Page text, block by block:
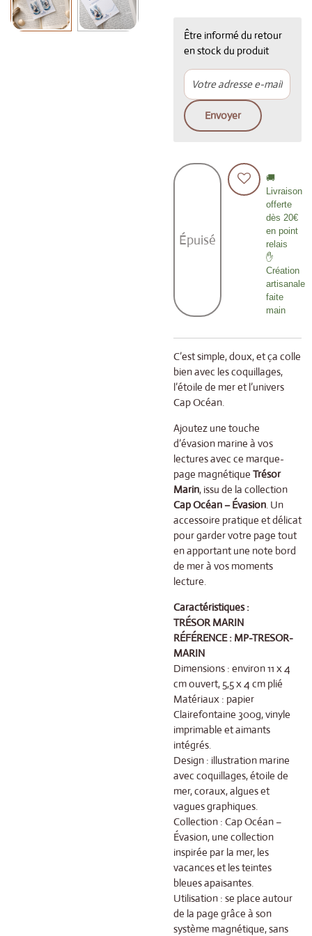
Être informé du retour
en stock du produit
Envoyer
Épuisé
🚚
Livraison
offerte
dès 20€
en point
relais
✋
Création
artisanale
faite
main
C’est simple, doux, et ça colle
bien avec les coquillages,
l’étoile de mer et l’univers
Cap Océan.
Ajoutez une touche
d’évasion marine à vos
lectures avec ce marque-
page magnétique Trésor
Marin, issu de la collection
Cap Océan – Évasion. Un
accessoire pratique et délicat
pour garder votre page tout
en apportant une note bord
de mer à vos moments
lecture.
Caractéristiques :
TRÉSOR MARIN
RÉFÉRENCE : MP-TRESOR-
MARIN
Dimensions : environ 11 x 4
cm ouvert, 5,5 x 4 cm plié
Matériaux : papier
Clairefontaine 300g, vinyle
imprimable et aimants
intégrés.
Design : illustration marine
avec coquillages, étoile de
mer, coraux, algues et
vagues graphiques.
Collection : Cap Océan –
Évasion, une collection
inspirée par la mer, les
vacances et les teintes
bleues apaisantes.
Utilisation : se place autour
de la page grâce à son
système magnétique, sans